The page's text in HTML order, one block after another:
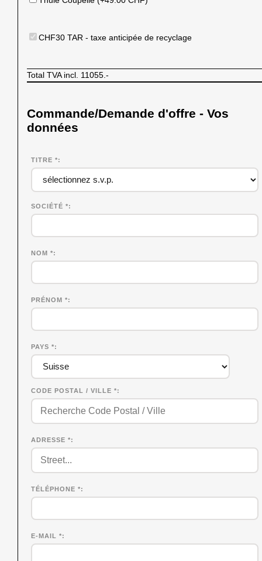
CHF30 TAR - taxe anticipée de recyclage
Total TVA incl. 11055.-
Commande/Demande d'offre - Vos
données
TITRE *
SOCIÉTÉ *
NOM *
PRÉNOM *
PAYS *
CODE POSTAL / VILLE *
ADRESSE *
TÉLÉPHONE *
E-MAIL *